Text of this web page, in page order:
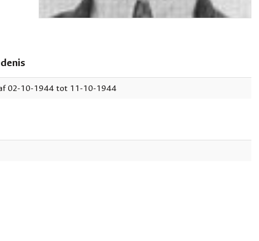
02-10-1944 tot 11-10-1944